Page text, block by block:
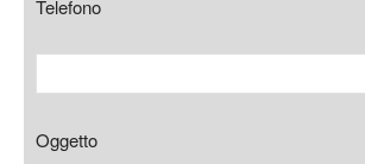
Telefono
Oggetto